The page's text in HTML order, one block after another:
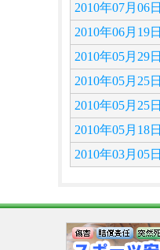
2010年07月06日
2010年06月19日
2010年05月29日
2010年05月25日
2010年05月25日
2010年05月18日
2010年03月05日